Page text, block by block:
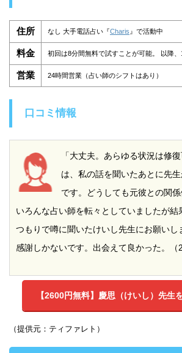
住所 なし 大手電話占い『Charis 』で活動中
料金 初回は8分間無料で試すことが可能。 以降、
営業 24時間営業（占い師のシフトはあり）
口コミ情報
「大丈夫。あらゆる状況は修
は、私の話を聞いたあとに先
です。どうしても元彼との関係
いろんな占い師を転々としていましたが
つもりで噂に聞いたけいし先生にお願いし
感謝しかないです。出会えて良かった。
【2600円無料】 慶思（けいし）先生
（提供元：ティファレト）